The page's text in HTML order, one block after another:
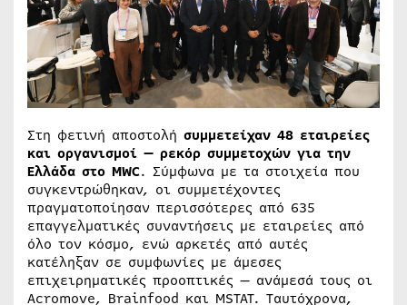
Στη φετινή αποστολή συμμετείχαν 48 εταιρείες
και οργανισμοί — ρεκόρ συμμετοχών για την
Ελλάδα στο MWC. Σύμφωνα με τα στοιχεία που
συγκεντρώθηκαν, οι συμμετέχοντες
πραγματοποίησαν περισσότερες από 635
επαγγελματικές συναντήσεις με εταιρείες από
όλο τον κόσμο, ενώ αρκετές από αυτές
κατέληξαν σε συμφωνίες με άμεσες
επιχειρηματικές προοπτικές — ανάμεσά τους οι
Acromove, Brainfood και MSTAT. Ταυτόχρονα,